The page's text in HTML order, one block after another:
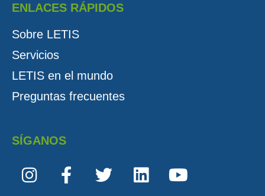
ENLACES RÁPIDOS
Sobre LETIS
Servicios
LETIS en el mundo
Preguntas frecuentes
SÍGANOS